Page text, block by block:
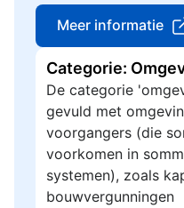
Meer informatie
Categorie:
De categorie
gevuld met
voorgangers (die
voorkomen in
systemen), zoals
bouwvergunningen